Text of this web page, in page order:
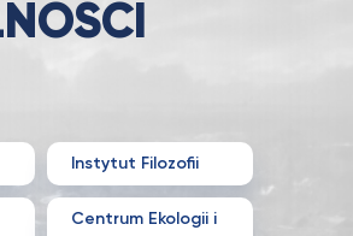
Instytut Filozofii
Centrum Ekologii i